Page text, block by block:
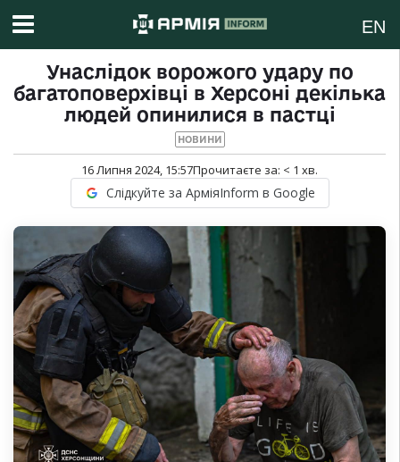
EN
Унаслідок ворожого удару по
багатоповерхівці в Херсоні декілька
людей опинилися в пастці
НОВИНИ
16 Липня 2024, 15:57Прочитаєте за: < 1 хв.
Слідкуйте за АрміяInform в Google